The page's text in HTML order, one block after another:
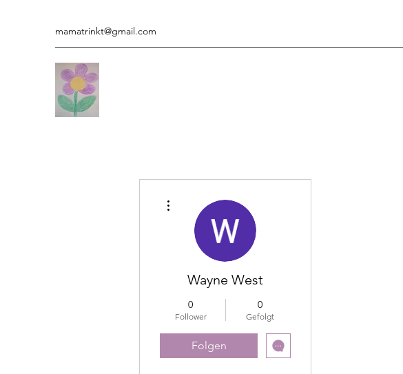
mamatrinkt@gmail.com
Wayne West
0
Follower
0
Gefolgt
Folgen